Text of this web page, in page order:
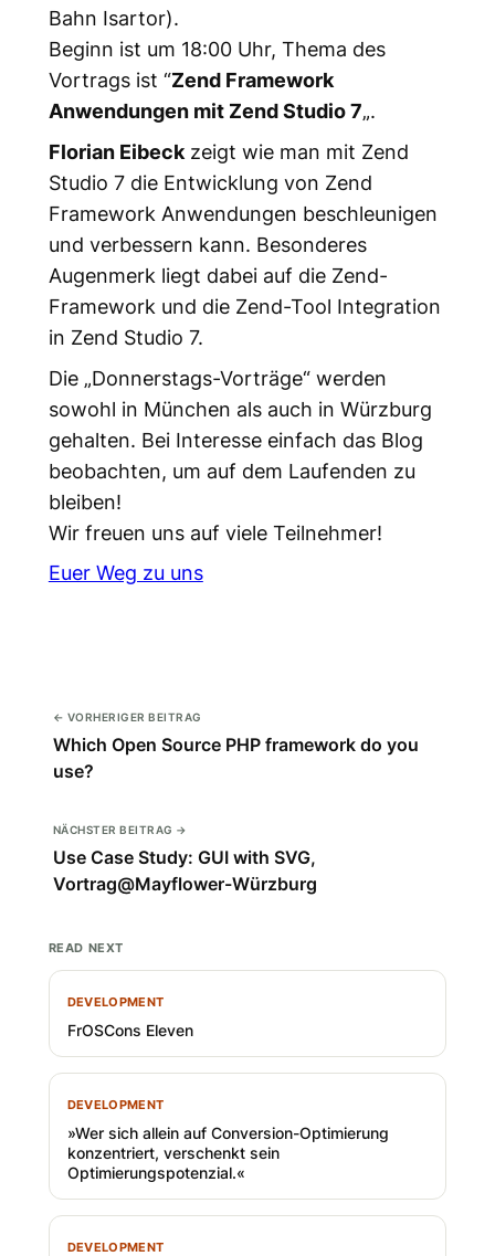
Bahn Isartor).
Beginn ist um 18:00 Uhr, Thema des
Vortrags ist “Zend Framework
Anwendungen mit Zend Studio 7„.
Florian Eibeckzeigt wie man mit Zend
Studio 7 die Entwicklung von Zend
Framework Anwendungen beschleunigen
und verbessern kann. Besonderes
Augenmerk liegt dabei auf die Zend-
Framework und die Zend-Tool Integration
in Zend Studio 7.
Die „Donnerstags-Vorträge“ werden
sowohl in München als auch in Würzburg
gehalten. Bei Interesse einfach das Blog
beobachten, um auf dem Laufenden zu
bleiben!
Wir freuen uns auf viele Teilnehmer!
Euer Weg zu uns
← VORHERIGER BEITRAG
Which Open Source PHP framework do you
use?
NÄCHSTER BEITRAG →
Use Case Study: GUI with SVG,
Vortrag@Mayflower-Würzburg
READ NEXT
DEVELOPMENT
FrOSCons Eleven
DEVELOPMENT
»Wer sich allein auf Conversion-Optimierung
konzentriert, verschenkt sein
Optimierungspotenzial.«
DEVELOPMENT